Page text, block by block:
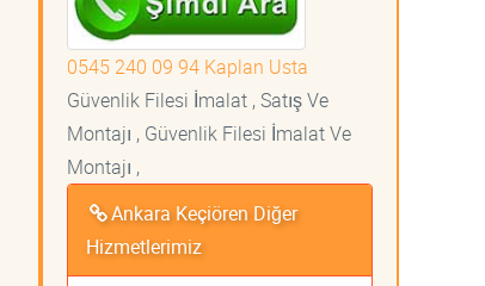
0545 240 09 94 Kaplan Usta
Güvenlik Filesi İmalat , Satış Ve
Montajı , Güvenlik Filesi İmalat Ve
Montajı ,
Ankara Keçiören Diğer
Hizmetlerimiz